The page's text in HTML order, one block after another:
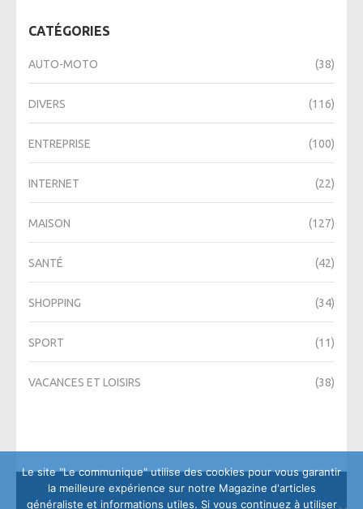
CATÉGORIES
AUTO-MOTO (38)
DIVERS (116)
ENTREPRISE (100)
INTERNET (22)
MAISON (127)
SANTÉ (42)
SHOPPING (34)
SPORT (11)
VACANCES ET LOISIRS (38)
Le site "Le communique" utilise des cookies pour vous garantir
la meilleure expérience sur notre Magazine d'articles
généraliste et informations utiles. Si vous continuez à utiliser